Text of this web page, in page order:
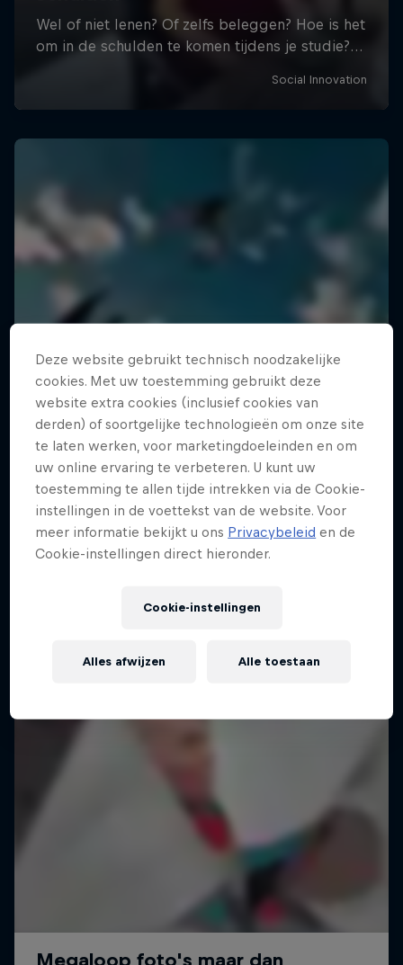
Deze website gebruikt technisch noodzakelijke
cookies. Met uw toestemming gebruikt deze
website extra cookies (inclusief cookies van
derden) of soortgelijke technologieën om onze site
te laten werken, voor marketingdoeleinden en om
uw online ervaring te verbeteren. U kunt uw
toestemming te allen tijde intrekken via de Cookie-
instellingen in de voettekst van de website. Voor
meer informatie bekijkt u ons Privacybeleid en de
Cookie-instellingen direct hieronder.
Cookie-instellingen
Alles afwijzen Alle toestaan